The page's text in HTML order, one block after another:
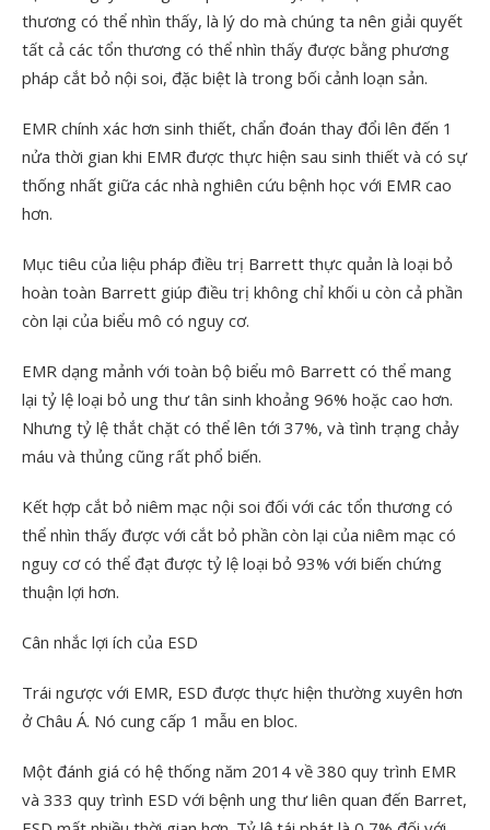
thương có thể nhìn thấy, là lý do mà chúng ta nên giải quyết
tất cả các tổn thương có thể nhìn thấy được bằng phương
pháp cắt bỏ nội soi, đặc biệt là trong bối cảnh loạn sản.
EMR chính xác hơn sinh thiết, chẩn đoán thay đổi lên đến 1
nửa thời gian khi EMR được thực hiện sau sinh thiết và có sự
thống nhất giữa các nhà nghiên cứu bệnh học với EMR cao
hơn.
Mục tiêu của liệu pháp điều trị Barrett thực quản là loại bỏ
hoàn toàn Barrett giúp điều trị không chỉ khối u còn cả phần
còn lại của biểu mô có nguy cơ.
EMR dạng mảnh với toàn bộ biểu mô Barrett có thể mang
lại tỷ lệ loại bỏ ung thư tân sinh khoảng 96% hoặc cao hơn.
Nhưng tỷ lệ thắt chặt có thể lên tới 37%, và tình trạng chảy
máu và thủng cũng rất phổ biến.
Kết hợp cắt bỏ niêm mạc nội soi đối với các tổn thương có
thể nhìn thấy được với cắt bỏ phần còn lại của niêm mạc có
nguy cơ có thể đạt được tỷ lệ loại bỏ 93% với biến chứng
thuận lợi hơn.
Cân nhắc lợi ích của ESD
Trái ngược với EMR, ESD được thực hiện thường xuyên hơn
ở Châu Á. Nó cung cấp 1 mẫu en bloc.
Một đánh giá có hệ thống năm 2014 về 380 quy trình EMR
và 333 quy trình ESD với bệnh ung thư liên quan đến Barret,